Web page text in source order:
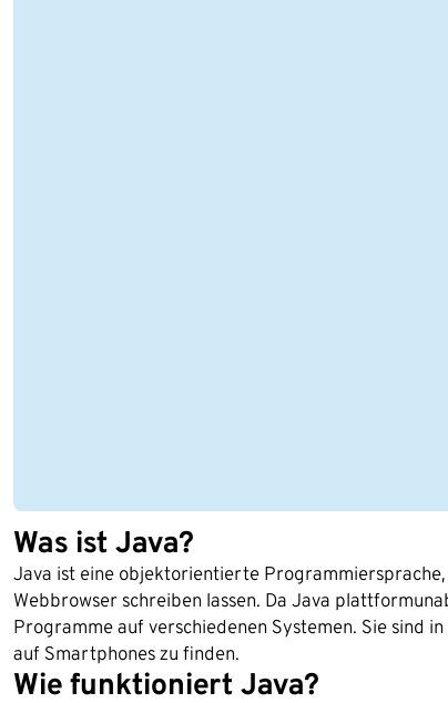
Was ist Java?
Java ist eine objektorientierte
Webbrowser schreiben lassen. Da Java
Programme auf verschiedenen Systemen. Sie sind
auf Smartphones zu finden.
Wie funktioniert Java?